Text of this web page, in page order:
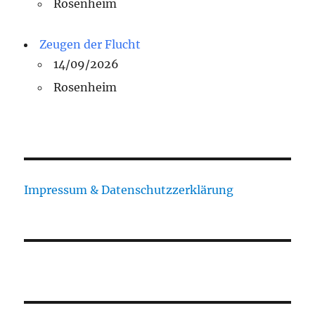
Rosenheim
Zeugen der Flucht
14/09/2026
Rosenheim
Impressum & Datenschutzzerklärung